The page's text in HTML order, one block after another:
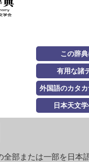
この辞
有用な諸
外国語のカタ
日本天文
全部または一部を日本